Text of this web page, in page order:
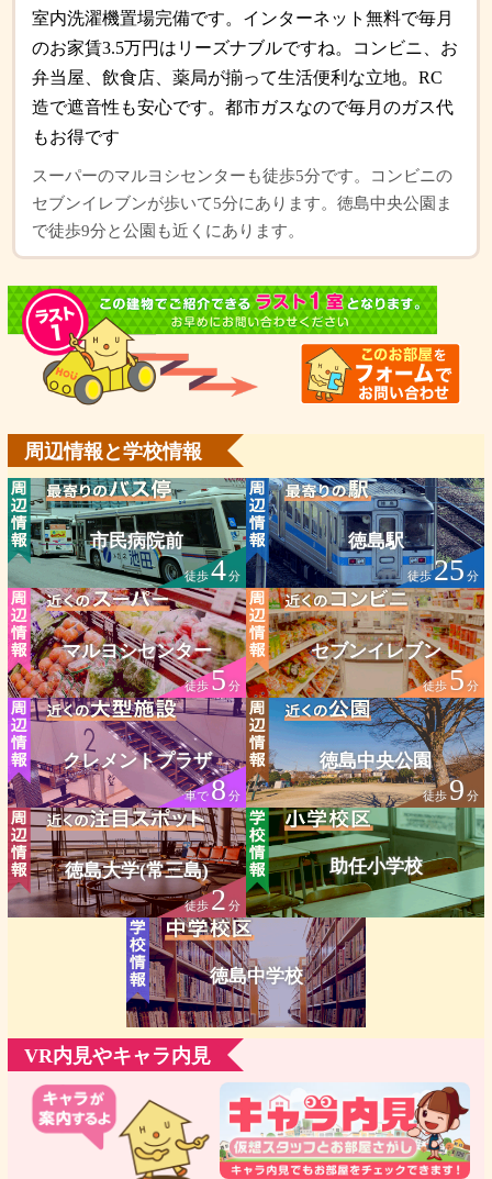
室内洗濯機置場完備です。インターネット無料で毎月
のお家賃3.5万円はリーズナブルですね。コンビニ、お
弁当屋、飲食店、薬局が揃って生活便利な立地。RC
造で遮音性も安心です。都市ガスなので毎月のガス代
もお得です
スーパーのマルヨシセンターも徒歩5分です。コンビニの
セブンイレブンが歩いて5分にあります。徳島中央公園ま
で徒歩9分と公園も近くにあります。
周辺情報と学校情報
市民病院前
徒歩4分
徳島駅
徒歩25 分
マルヨシセンター
徒歩5分
セブンイレブン
徒歩5分
クレメントプラザ
車で8分
徳島中央公園
徒歩9 分
徳島大学(常三島)
徒歩2 分
助任小学校
徳島中学校
VR内見やキャラ内見